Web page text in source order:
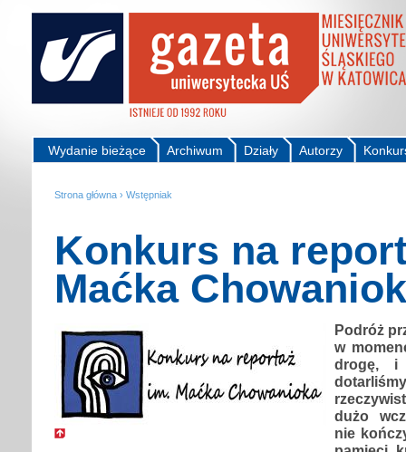
Autorzy
Działy
Archiwum
Wydanie bieżące
Strona główna › Wstępniak
Konkurs na
Maćka
Podróż
w
drogę, i
dużo
nie